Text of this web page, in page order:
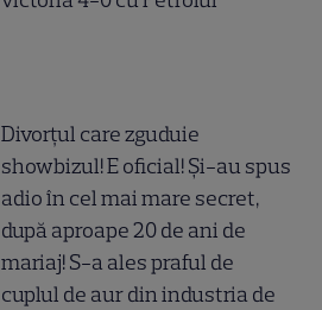
Divorțul care zguduie
showbizul! E oficial! Și-au spus
adio în cel mai mare secret,
după aproape 20 de ani de
mariaj! S-a ales praful de
cuplul de aur din industria de